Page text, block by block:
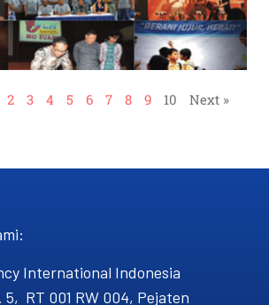
2 3 4 5 6 7 8 9 10 Next »
International Indonesia
5, RT 001 RW 004, Pejaten